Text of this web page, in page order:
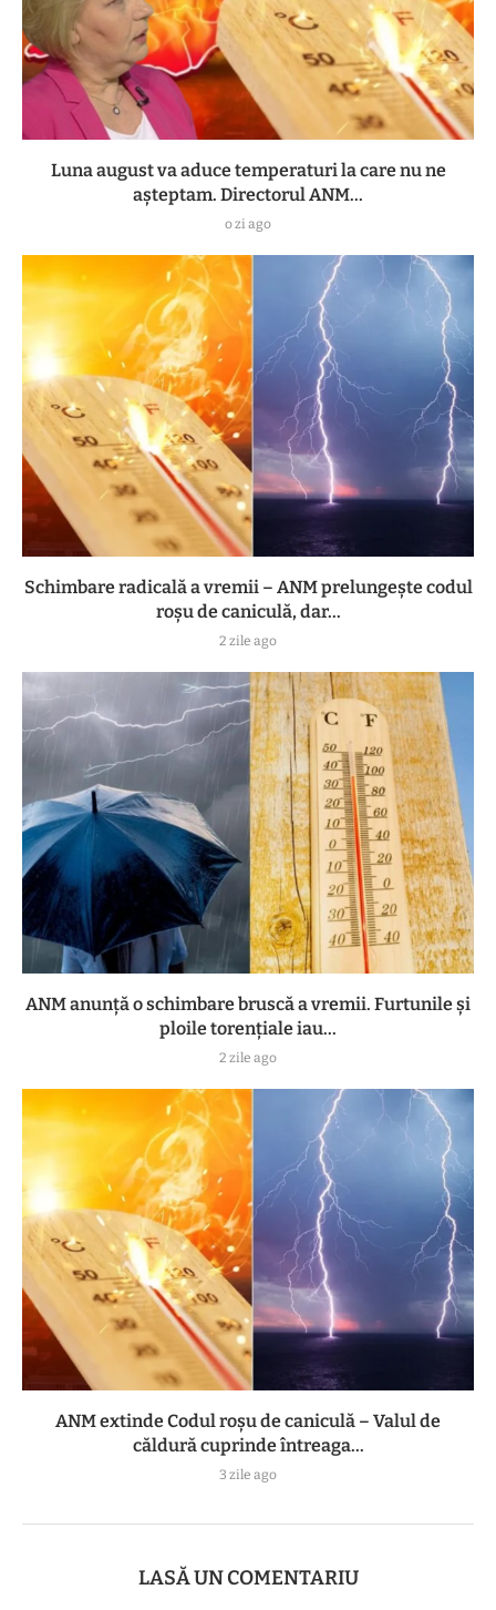
Luna august va aduce temperaturi la care nu ne
așteptam. Directorul ANM...
o zi ago
Schimbare radicală a vremii – ANM prelungește codul
roșu de caniculă, dar...
2 zile ago
ANM anunță o schimbare bruscă a vremii. Furtunile și
ploile torențiale iau...
2 zile ago
ANM extinde Codul roșu de caniculă – Valul de
căldură cuprinde întreaga...
3 zile ago
LASĂ UN COMENTARIU